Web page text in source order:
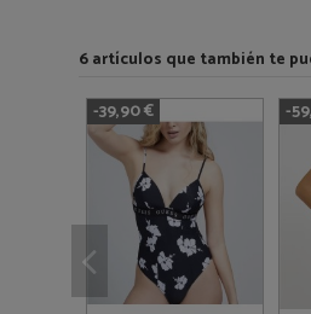
6 artículos que también te
-39,90 €
S
-